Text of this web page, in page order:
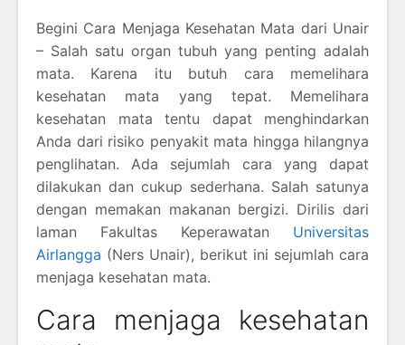
Begini Cara Menjaga Kesehatan Mata dari Unair
– Salah satu organ tubuh yang penting adalah
mata. Karena itu butuh cara memelihara
kesehatan mata yang tepat. Memelihara
kesehatan mata tentu dapat menghindarkan
Anda dari risiko penyakit mata hingga hilangnya
penglihatan. Ada sejumlah cara yang dapat
dilakukan dan cukup sederhana. Salah satunya
dengan memakan makanan bergizi. Dirilis dari
laman Fakultas Keperawatan Universitas
Airlangga (Ners Unair), berikut ini sejumlah cara
menjaga kesehatan mata.
Cara menjaga kesehatan